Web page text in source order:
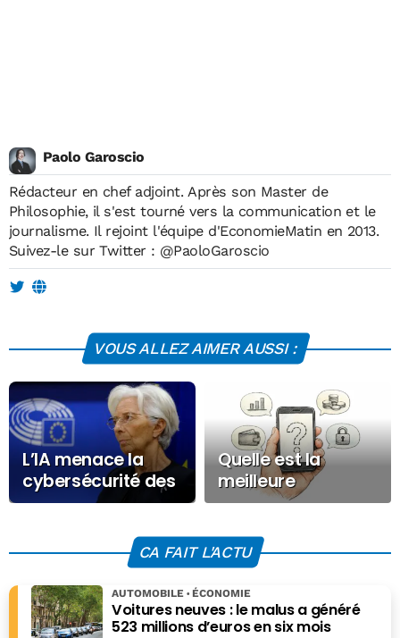
Paolo Garoscio
Rédacteur en chef adjoint. Après son Master de
Philosophie, il s'est tourné vers la communication et le
journalisme. Il rejoint l'équipe d'EconomieMatin en 2013.
Suivez-le sur Twitter : @PaoloGaroscio
VOUS ALLEZ AIMER AUSSI :
L’IA menace la
cybersécurité des
banques
Quelle est la
meilleure
application
applications
bancaires qui
dominent le
marché
CA FAIT L'ACTU
Voitures neuves : le malus a généré
523 millions d’euros en six mois
AUTOMOBILE ÉCONOMIE